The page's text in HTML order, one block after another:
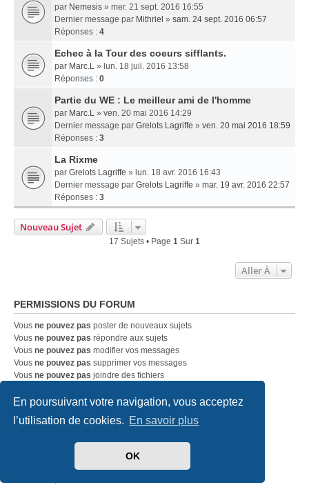
En poursuivant votre navigation, vous acceptez
l’utilisation de cookies. En savoir plus
OK
par Nemesis » mer. 21 sept. 2016 16:55
Dernier message par Mithriel » sam. 24 sept. 2016 06:57
Réponses : 4
Echec à la Tour des coeurs sifflants.
par Marc.L » lun. 18 juil. 2016 13:58
Réponses : 0
Partie du WE : Le meilleur ami de l'homme
par Marc.L » ven. 20 mai 2016 14:29
Dernier message par Grelots Lagriffe » ven. 20 mai 2016 18:59
Réponses : 3
La Rixme
par Grelots Lagriffe » lun. 18 avr. 2016 16:43
Dernier message par Grelots Lagriffe » mar. 19 avr. 2016 22:57
Réponses : 3
Nouveau Sujet
17 Sujets • Page 1 Sur 1
Aller À
PERMISSIONS DU FORUM
Vous ne pouvez pas poster de nouveaux sujets
Vous ne pouvez pas répondre aux sujets
Vous ne pouvez pas modifier vos messages
Vous ne pouvez pas supprimer vos messages
Vous ne pouvez pas joindre des fichiers
Accueil Index du forum Nous contacter
phpBB® Forum Software © phpBB Limited
created by INVENTEA & v12mike